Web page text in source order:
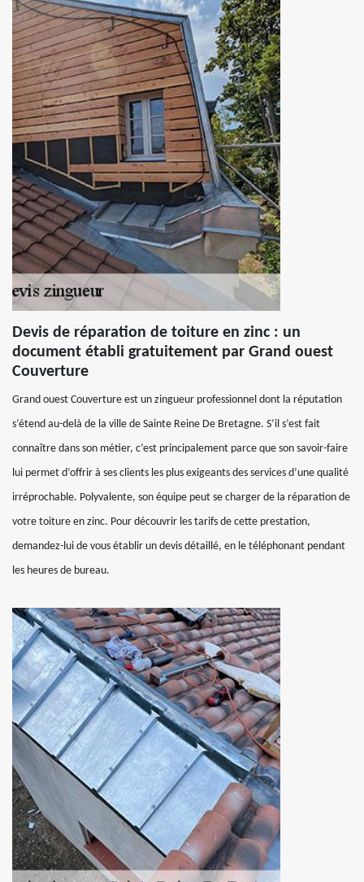
Devis de réparation de toiture en zinc : un
document établi gratuitement par Grand ouest
Couverture
Grand ouest Couverture est un zingueur professionnel dont la réputation
s’étend au-delà de la ville de Sainte Reine De Bretagne. S’il s’est fait
connaître dans son métier, c’est principalement parce que son savoir-faire
lui permet d’offrir à ses clients les plus exigeants des services d’une qualité
irréprochable. Polyvalente, son équipe peut se charger de la réparation de
votre toiture en zinc. Pour découvrir les tarifs de cette prestation,
demandez-lui de vous établir un devis détaillé, en le téléphonant pendant
les heures de bureau.